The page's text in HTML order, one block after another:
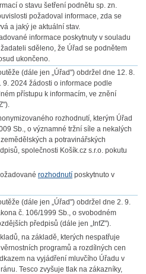
o stavu šetření podnětu sp. zn.
požadoval informace, zda se
a jaký je aktuální stav.
informace poskytnuty v souladu
sděleno, že Úřad se podnětem
ukončeno.
(dále jen „Úřad") obdržel dne 12. 8.
2024 žádosti o informace podle
přístupu k informacím, ve znění
rozhodnutí, kterým Úřad
Sb., o významné tržní síle a nekalých
a potravinářských
společnosti Košík.cz s.r.o. pokutu
rozhodnutíposkytnuto v
(dále jen „Úřad") obdržel dne 2. 9.
č. 106/1999 Sb., o svobodném
předpisů (dále jen „InfZ").
na základě, kterých nespatřuje
programů a rozdílných cen
na vyjádření mluvčího Úřadu v
Tesco zvyšuje tlak na zákazníky,